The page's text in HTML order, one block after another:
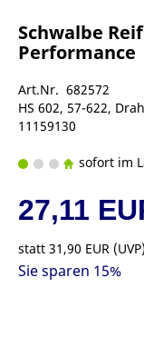
Schwalbe
Performance
Art.Nr. 682572
HS 602, 57-622,
11159130
sofort im
27,11
statt 31,90 EUR (UVP
Sie sparen 15%